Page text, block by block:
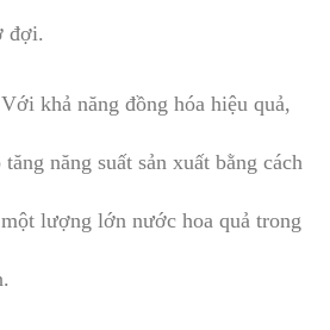
đợi.
khả năng đồng hóa hiệu quả,
năng suất sản xuất bằng cách
lượng lớn nước hoa quả trong